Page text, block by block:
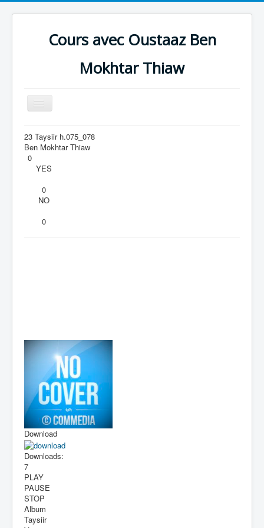
Cours avec Oustaaz Ben
Mokhtar Thiaw
Toggle
Navigation
Accueil
CAUSERIES
IBADAAT
AQEEDAH
23 Taysiir h.075_078
Ben Mokhtar Thiaw
0
YES
0
NO
0
Download
Downloads:
7
PLAY
PAUSE
STOP
Album
Taysiir